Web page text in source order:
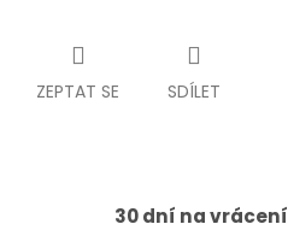
ZEPTAT SE SDÍLET
30 dní na vrácení